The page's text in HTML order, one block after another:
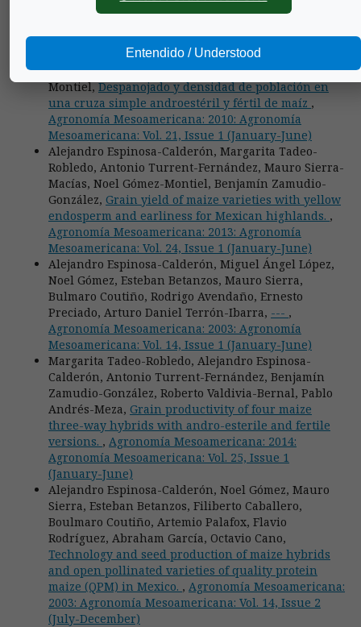
2010: Agronomía Mesoamericana: Vol. 21, Issue 1
Alejandro Espinosa-Calderón, Margarita Tadeo-
Robledo, Mauro Sierra-Macías, Filiberto Caballero-
Hernández, Roberto Valdivia-Bernal, Noel Gómez-
Montiel,Despanojado y densidad de población en
una cruza simple androestéril y fértil de maíz ,
Agronomía Mesoamericana: 2010: Agronomía
Mesoamericana: Vol. 21, Issue 1 (January-June)
Alejandro Espinosa-Calderón, Margarita Tadeo-
Robledo, Antonio Turrent-Fernández, Mauro Sierra-
Macías, Noel Gómez-Montiel, Benjamín Zamudio-
González, Grain yield of maize varieties with yellow
endosperm and earliness for Mexican highlands. ,
Agronomía Mesoamericana: 2013: Agronomía
Mesoamericana: Vol. 24, Issue 1 (January-June)
Alejandro Espinosa-Calderón, Miguel Ángel López,
Noel Gómez, Esteban Betanzos, Mauro Sierra,
Bulmaro Coutiño, Rodrigo Avendaño, Ernesto
Preciado, Arturo Daniel Terrón-Ibarra, --- ,
Agronomía Mesoamericana: 2003: Agronomía
Mesoamericana: Vol. 14, Issue 1 (January-June)
Margarita Tadeo-Robledo, Alejandro Espinosa-
Calderón, Antonio Turrent-Fernández, Benjamín
Zamudio-González, Roberto Valdivia-Bernal, Pablo
Andrés-Meza, Grain productivity of four maize
three-way hybrids with andro-esterile and fertile
versions. , Agronomía Mesoamericana: 2014:
Agronomía Mesoamericana: Vol. 25, Issue 1
(January-June)
Alejandro Espinosa-Calderón, Noel Gómez, Mauro
Sierra, Esteban Betanzos, Filiberto Caballero,
Boulmaro Coutiño, Artemio Palafox, Flavio
Rodríguez, Abraham García, Octavio Cano,
Technology and seed production of maize hybrids
and open pollinated varieties of quality protein
maize (QPM) in Mexico. , Agronomía Mesoamericana:
2003: Agronomía Mesoamericana: Vol. 14, Issue 2
(July-December)
Entendido / Understood